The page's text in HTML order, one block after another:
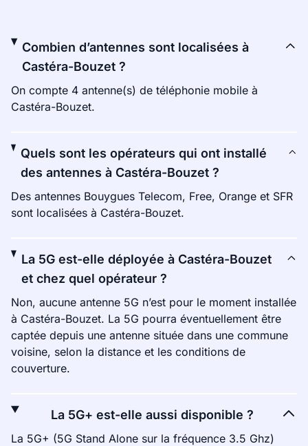
Combien d’antennes sont localisées à
Castéra-Bouzet ?
On compte 4 antenne(s) de téléphonie mobile à
Castéra-Bouzet.
Quels sont les opérateurs qui ont installé
des antennes à Castéra-Bouzet ?
Des antennes Bouygues Telecom, Free, Orange et SFR
sont localisées à Castéra-Bouzet.
La 5G est-elle déployée à Castéra-Bouzet
et chez quel opérateur ?
Non, aucune antenne 5G n’est pour le moment installée
à Castéra-Bouzet. La 5G pourra éventuellement être
captée depuis une antenne située dans une commune
voisine, selon la distance et les conditions de
couverture.
La 5G+ est-elle aussi disponible ?
La 5G+ (5G Stand Alone sur la fréquence 3.5 Ghz)